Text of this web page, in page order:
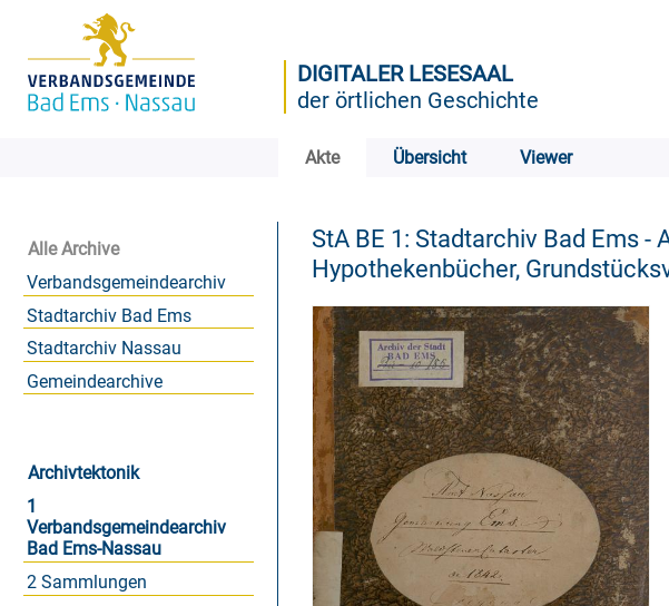
DIGITALER LESESAAL
der örtlichen Geschichte
Akte Übersicht Viewer
Alle Archive
Verbandsgemeindearchiv
Stadtarchiv Bad Ems
Stadtarchiv Nassau
Gemeindearchive
Archivtektonik
1
Verbandsgemeindearchiv
Bad Ems-Nassau
2 Sammlungen
StA BE 1: Stadtarchiv Bad Ems -
Hypothekenbücher,